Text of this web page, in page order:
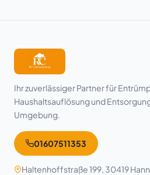
Ihr zuverlässiger Partner für
Haushaltsauflösung und
Umgebung.
01607511353
Haltenhoffstraße 199, 30419